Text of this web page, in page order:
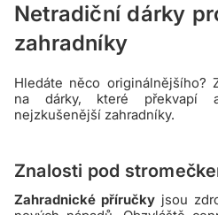
Netradiční dárky
zahradníky
Hledáte něco originálnějšího?
na dárky, které
nejzkušenější zahradníky.
Znalosti pod
Zahradnické příručky jsou